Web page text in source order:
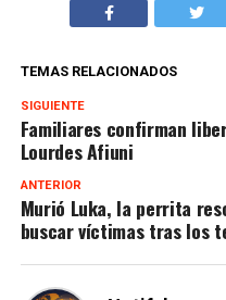
TEMAS RELACIONADOS
SIGUIENTE
Familiares confirman
Lourdes Afiuni
ANTERIOR
Murió Luka, la perrita
buscar víctimas tras los